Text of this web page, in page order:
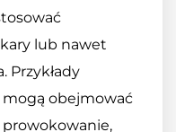
lub nawet
Przykłady
mogą obejmować
prowokowanie,